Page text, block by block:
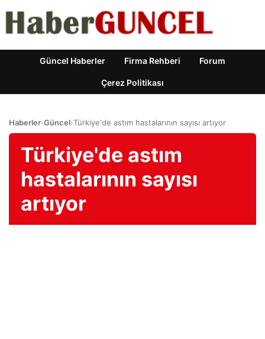
Güncel Haberler Firma Rehberi Forum
Çerez Politikası
Haberler›Güncel›Türkiye'de astım hastalarının sayısı artıyor
Türkiye'de astım
hastalarının sayısı
artıyor